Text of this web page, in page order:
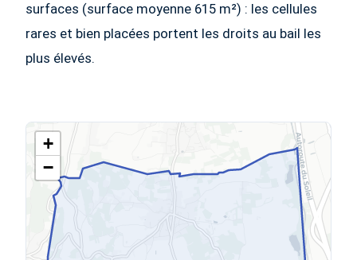
surfaces (surface moyenne 615 m²) : les cellules
rares et bien placées portent les droits au bail les
plus élevés.
+
−